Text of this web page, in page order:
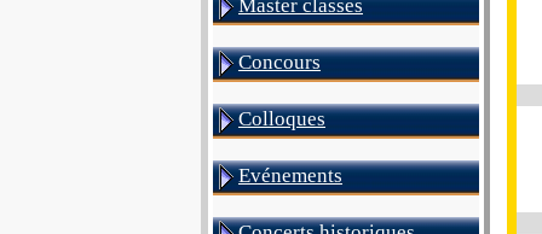
Master classes
Concours
Colloques
Evénements